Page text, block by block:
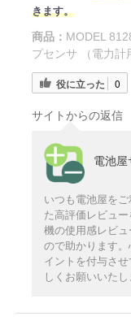
きます。
商品： MODEL
プセンサ （電力計
役に立った 0
サイトからの返信
電池屋
いつも電池屋を
た高評価レビュ
機の使用感レビ
ので助かります
イントを付与さ
しくお願いいたし